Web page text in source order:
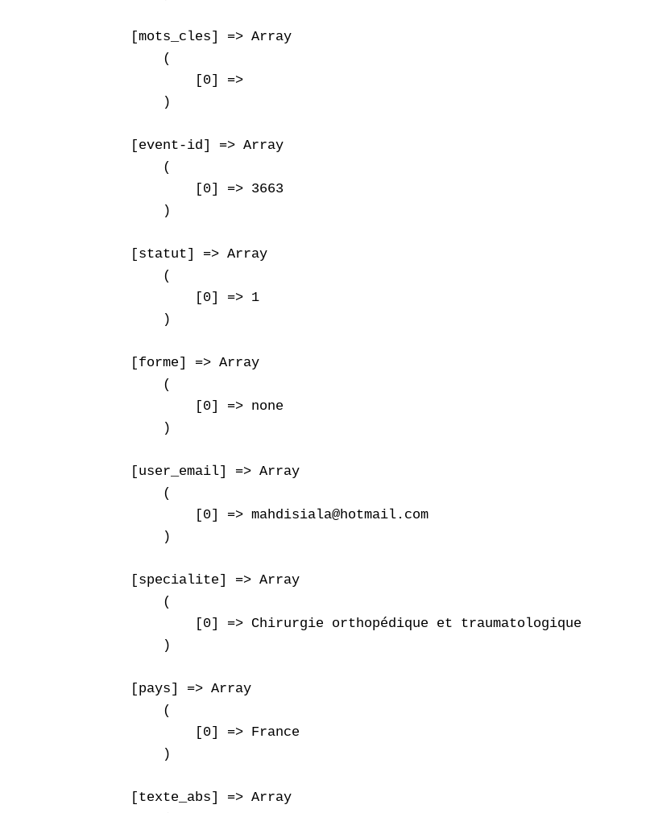
    [mots_cles] => Array
        (
            [0] =>
        )
    [event-id] => Array
        (
            [0] => 3663
        )
    [statut] => Array
        (
            [0] => 1
        )
    [forme] => Array
        (
            [0] => none
        )
    [user_email] => Array
        (
            [0] => mahdisiala@hotmail.com
        )
    [specialite] => Array
        (
            [0] => Chirurgie orthopédique et traumatologique
        )
    [pays] => Array
        (
            [0] => France
        )
    [texte_abs] => Array